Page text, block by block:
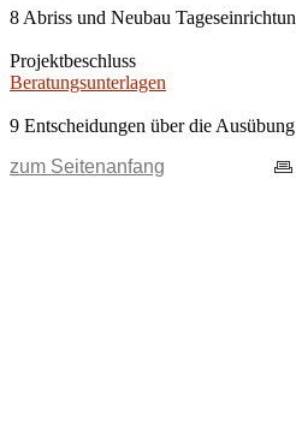
8 Abriss und Neubau
Projektbeschluss
Beratungsunterlagen
9 Entscheidungen über die
zum Seitenanfang